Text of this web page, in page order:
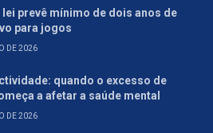
lei prevê mínimo de dois anos de
para jogos
DE 2026
quando o excesso de
a afetar a saúde mental
DE 2026